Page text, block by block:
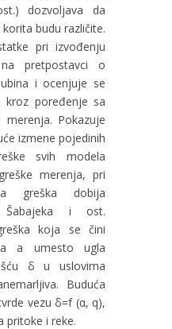
dozvoljava da
budu različite.
pri izvođenju
pretpostavci o
i ocenjuje se
kroz poređenje sa
Pokazuje
izmene pojedinih
svih modela
merenja, pri
greška dobija
Šabajeka i ost.
koja se čini
a umesto ugla
δ u uslovima
Buduća
vezu δ=f (α, q),
pritoke i reke.